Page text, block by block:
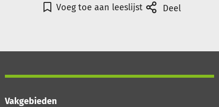
Voeg toe aan leeslijst Deel
Vakgebieden